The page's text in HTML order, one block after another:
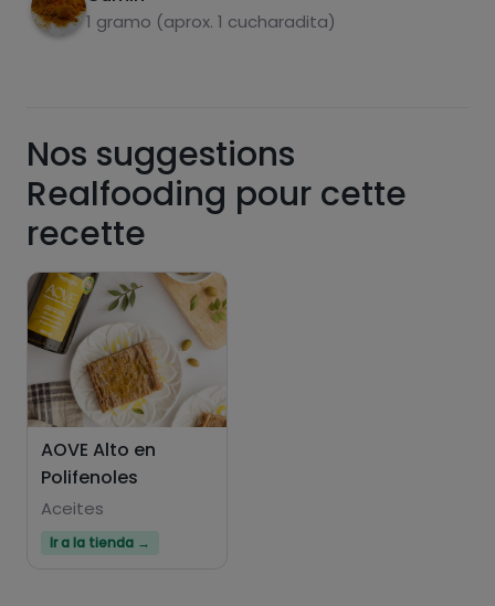
1 gramo (aprox. 1 cucharadita)
Nos suggestions
Realfooding pour cette
recette
AOVE Alto en
Polifenoles
Aceites
Ir a la tienda →